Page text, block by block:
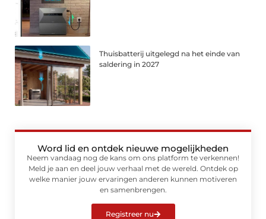
Thuisbatterij uitgelegd na het einde van
saldering in 2027
Word lid en ontdek nieuwe mogelijkheden
Neem vandaag nog de kans om ons platform te verkennen!
Meld je aan en deel jouw verhaal met de wereld. Ontdek op
welke manier jouw ervaringen anderen kunnen motiveren
en samenbrengen.
Registreer nu